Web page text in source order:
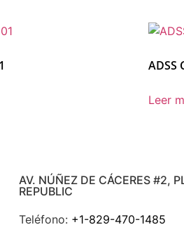
ADSS
Leer
AV. NÚÑEZ DE CÁCERES #2,
REPUBLIC
Teléfono: +1-829-470-1485